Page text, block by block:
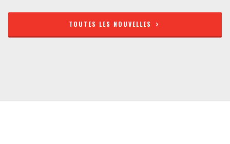
TOUTES LES NOUVELLES